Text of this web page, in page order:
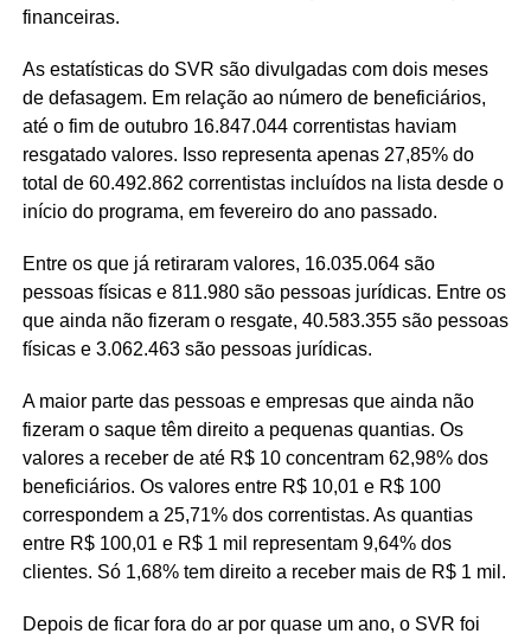
financeiras.
As estatísticas do SVR são divulgadas com dois meses
de defasagem. Em relação ao número de beneficiários,
até o fim de outubro 16.847.044 correntistas haviam
resgatado valores. Isso representa apenas 27,85% do
total de 60.492.862 correntistas incluídos na lista desde o
início do programa, em fevereiro do ano passado.
Entre os que já retiraram valores, 16.035.064 são
pessoas físicas e 811.980 são pessoas jurídicas. Entre os
que ainda não fizeram o resgate, 40.583.355 são pessoas
físicas e 3.062.463 são pessoas jurídicas.
A maior parte das pessoas e empresas que ainda não
fizeram o saque têm direito a pequenas quantias. Os
valores a receber de até R$ 10 concentram 62,98% dos
beneficiários. Os valores entre R$ 10,01 e R$ 100
correspondem a 25,71% dos correntistas. As quantias
entre R$ 100,01 e R$ 1 mil representam 9,64% dos
clientes. Só 1,68% tem direito a receber mais de R$ 1 mil.
Depois de ficar fora do ar por quase um ano, o SVR foi